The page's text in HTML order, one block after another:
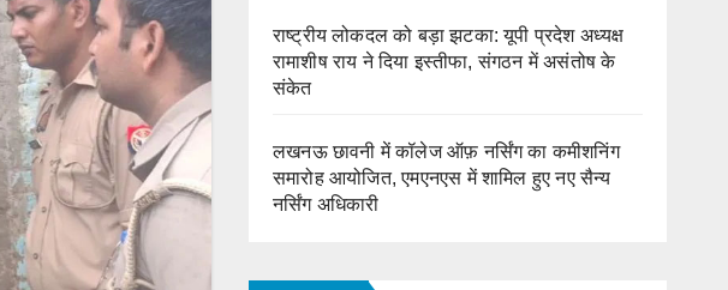
राष्ट्रीय लोकदल को बड़ा झटका: यूपी प्रदेश अध्यक्ष
रामाशीष राय ने दिया इस्तीफा, संगठन में असंतोष के
संकेत
लखनऊ छावनी में कॉलेज ऑफ़ नर्सिंग का कमीशनिंग
समारोह आयोजित, एमएनएस में शामिल हुए नए सैन्य
नर्सिंग अधिकारी